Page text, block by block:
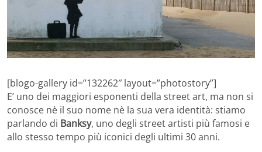
[blogo-gallery id=”132262″ layout=”photostory”]
E’ uno dei maggiori esponenti della street art, ma non si
conosce nè il suo nome nè la sua vera identità: stiamo
parlando di Banksy, uno degli street artisti più famosi e
allo stesso tempo più iconici degli ultimi 30 anni.